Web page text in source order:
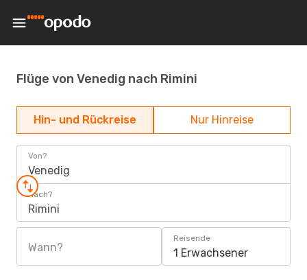
Flüge von Venedig nach Rimini
Hin- und Rückreise Nur Hinreise
Von?
Venedig
Nach?
Rimini
Wann?
Reisende
1 Erwachsener